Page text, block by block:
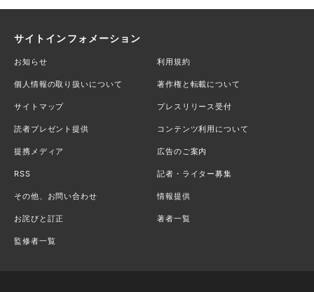
サイトインフォメーション
お知らせ 利用規約
個人情報の取り扱いについて 著作権と転載について
サイトマップ プレスリリース受付
読者プレゼント提供 コンテンツ利用について
提携メディア 広告のご案内
RSS 記者・ライター募集
その他、お問い合わせ 情報提供
お詫びと訂正 著者一覧
監修者一覧